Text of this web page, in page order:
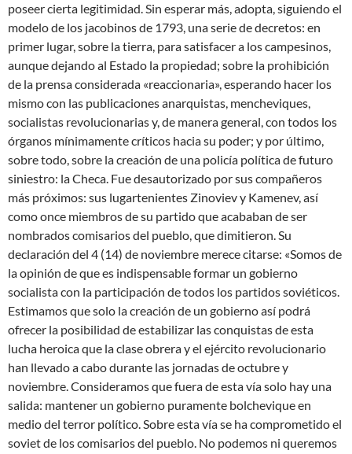
poseer cierta legitimidad. Sin esperar más, adopta, siguiendo el
modelo de los jacobinos de 1793, una serie de decretos: en
primer lugar, sobre la tierra, para satisfacer a los campesinos,
aunque dejando al Estado la propiedad; sobre la prohibición
de la prensa considerada «reaccionaria», esperando hacer los
mismo con las publicaciones anarquistas, mencheviques,
socialistas revolucionarias y, de manera general, con todos los
órganos mínimamente críticos hacia su poder; y por último,
sobre todo, sobre la creación de una policía política de futuro
siniestro: la Checa. Fue desautorizado por sus compañeros
más próximos: sus lugartenientes Zinoviev y Kamenev, así
como once miembros de su partido que acababan de ser
nombrados comisarios del pueblo, que dimitieron. Su
declaración del 4 (14) de noviembre merece citarse: «Somos de
la opinión de que es indispensable formar un gobierno
socialista con la participación de todos los partidos soviéticos.
Estimamos que solo la creación de un gobierno así podrá
ofrecer la posibilidad de estabilizar las conquistas de esta
lucha heroica que la clase obrera y el ejército revolucionario
han llevado a cabo durante las jornadas de octubre y
noviembre. Consideramos que fuera de esta vía solo hay una
salida: mantener un gobierno puramente bolchevique en
medio del terror político. Sobre esta vía se ha comprometido el
soviet de los comisarios del pueblo. No podemos ni queremos